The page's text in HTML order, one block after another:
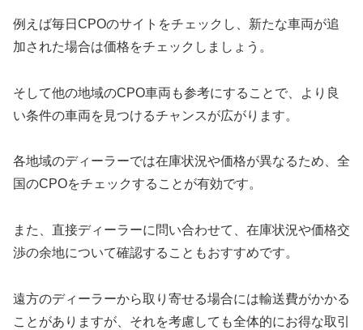
例えば毎日CPOのサイトをチェックし、新たな車両が追
加された場合は価格をチェックしましょう。
そして他の地域のCPO車両も参考にすることで、より良
い条件の車両を見つけるチャンスが広がります。
各地域のディーラーでは在庫状況や価格が異なるため、全
国のCPOをチェックすることが有効です。
また、直接ディーラーに問い合わせて、在庫状況や価格交
渉の余地について確認することもおすすめです。
遠方のディーラーから取り寄せる場合には輸送費がかかる
ことがありますが、それを考慮しても全体的にお得な取引